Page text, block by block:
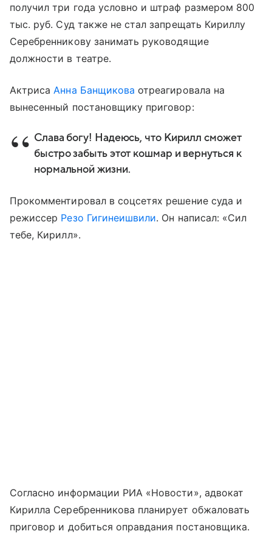
получил три года условно и штраф размером 800
тыс. руб. Суд также не стал запрещать Кириллу
Серебренникову занимать руководящие
должности в театре.
Актриса Анна Банщикова отреагировала на
вынесенный постановщику приговор:
Слава богу! Надеюсь, что Кирилл сможет
быстро забыть этот кошмар и вернуться к
нормальной жизни.
Прокомментировал в соцсетях решение суда и
режиссер Резо Гигинеишвили. Он написал: «Сил
тебе, Кирилл».
Согласно информации РИА «Новости», адвокат
Кирилла Серебренникова планирует обжаловать
приговор и добиться оправдания постановщика.